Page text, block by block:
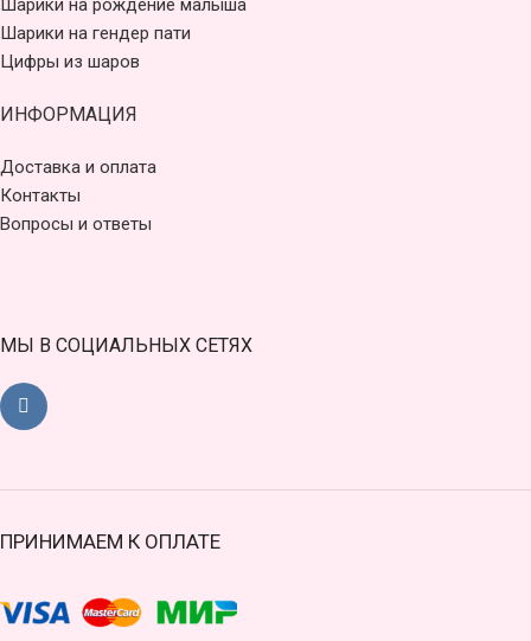
Шарики на рождение малыша
Шарики на гендер пати
Цифры из шаров
ИНФОРМАЦИЯ
Доставка и оплата
Контакты
Вопросы и ответы
МЫ В СОЦИАЛЬНЫХ СЕТЯХ
ПРИНИМАЕМ К ОПЛАТЕ